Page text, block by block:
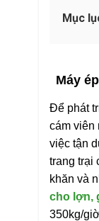
Mục
Máy
Để phát
cám viên
việc tận
trang trại
khăn và
cho lợn,
350kg/